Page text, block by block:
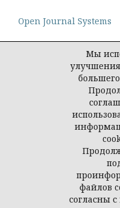
Open Journal Systems
Политика
© Социологическая
Мы
файлов
согласны